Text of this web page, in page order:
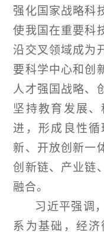
强化国家战略科
使我国在重要科
沿交叉领域成为
要科学中心和创
人才强国战略、
坚持教育发展
进，形成良性
新、开放创新一
创新链、产业链
融合。
习近平强调
系为基础，经